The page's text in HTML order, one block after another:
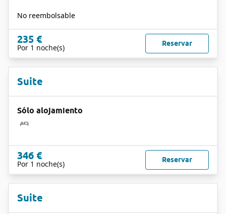
No reembolsable
235 €
Por 1 noche(s) Reservar
Suite
Sólo alojamiento
346 €
Por 1 noche(s) Reservar
Suite